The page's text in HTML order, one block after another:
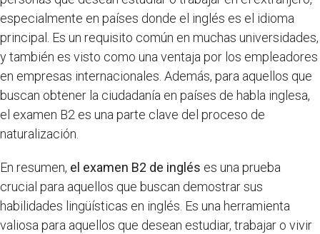
especialmente en países donde el inglés es el idioma
principal. Es un requisito común en muchas universidades,
y también es visto como una ventaja por los empleadores
en empresas internacionales. Además, para aquellos que
buscan obtener la ciudadanía en países de habla inglesa,
el examen B2 es una parte clave del proceso de
naturalización.
En resumen, el examen B2 de inglés es una prueba
crucial para aquellos que buscan demostrar sus
habilidades lingüísticas en inglés. Es una herramienta
valiosa para aquellos que desean estudiar, trabajar o vivir